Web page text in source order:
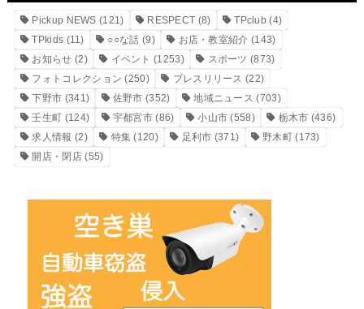
Pickup NEWS (121) RESPECT (8) TPclub (4)
TPkids (11) ○○な話 (9) お店・教室紹介 (143)
お知らせ (2) イベント (1253) スポーツ (873)
フォトコレクション (250) プレスリリース (22)
下野市 (341) 佐野市 (352) 地域ニュース (703)
壬生町 (124) 宇都宮市 (86) 小山市 (558) 栃木市 (436)
求人情報 (2) 特集 (120) 足利市 (371) 野木町(173)
開店・閉店(55)